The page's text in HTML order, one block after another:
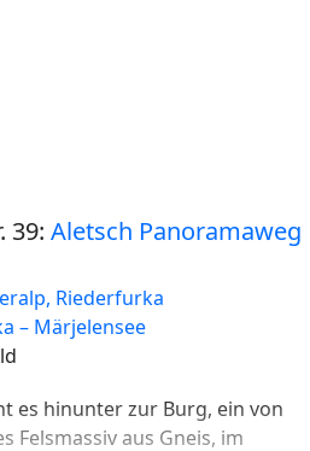
39: Aletsch Panoramaweg
Riederfurka
– Märjelensee
es hinunter zur Burg, ein von
Felsmassiv aus Gneis, im